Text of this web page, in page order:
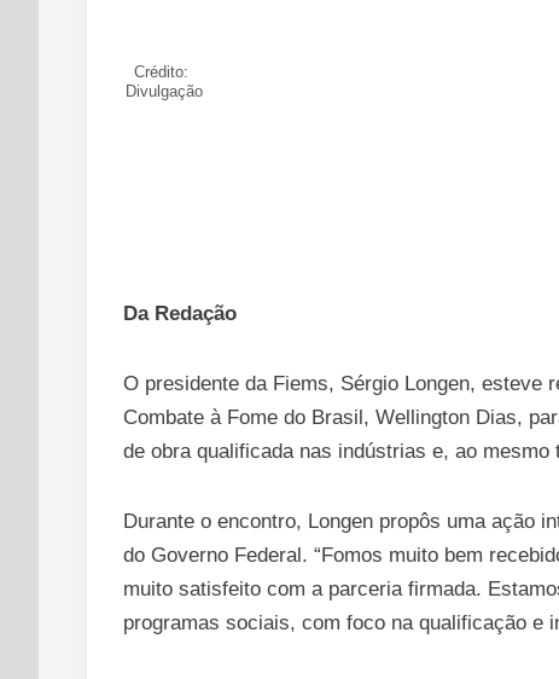
Crédito:
Divulgação
Da Redação
O presidente da Fiems, Sérgio Longen, esteve
Combate à Fome do Brasil, Wellington Dias,
de obra qualificada nas indústrias e, ao
Durante o encontro, Longen propôs uma ação
do Governo Federal. “Fomos muito bem
muito satisfeito com a parceria firmada.
programas sociais, com foco na qualificação e